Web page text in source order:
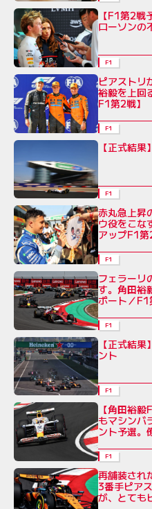
【F1第2戦
ローソンの
F1
ピアストリ
裕毅を上回
F1第2戦】
F1
【正式結
F1
赤丸急上昇
ウ役をこな
アップF1第
F1
フェラーリ
す。角田裕
ポート／F1
F1
【正式結
ント
F1
【角田裕
もマシンバ
ント予選。
F1
再舗装され
3番手ピア
が、とても